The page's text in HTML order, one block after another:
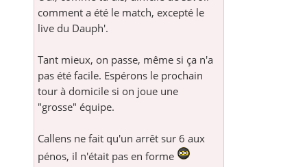
comment a été le match, excepté le
live du Dauph'.
Tant mieux, on passe, même si ça n'a
pas été facile. Espérons le prochain
tour à domicile si on joue une
"grosse" équipe.
Callens ne fait qu'un arrêt sur 6 aux
pénos, il n'était pas en forme